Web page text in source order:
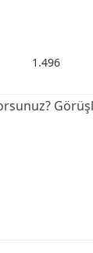
1.496